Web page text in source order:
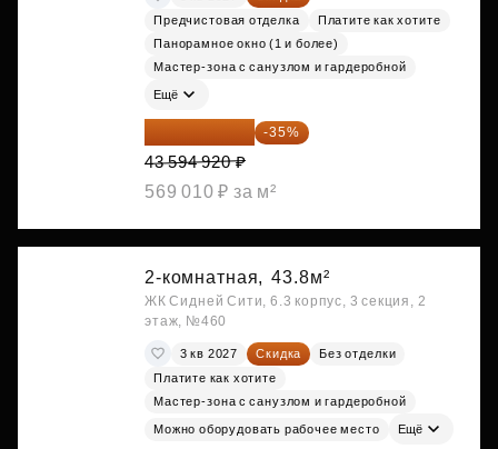
Предчистовая отделка
Платите как хотите
Панорамное окно (1 и более)
Мастер-зона с санузлом и гардеробной
Ещё
28 336 698 ₽ -35%
43 594 920 ₽
569 010 ₽ за м²
2-комнатная, 43.8м²
ЖК Сидней Сити, 6.3 корпус, 3 секция, 2
этаж, №460
3 кв 2027 Скидка
Без отделки
Платите как хотите
Мастер-зона с санузлом и гардеробной
Можно оборудовать рабочее место Ещё